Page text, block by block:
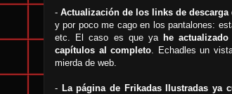
-Actualización de los links de descarga
y por poco me cago en los pantalones:
etc. El caso es que ya he
capítulos al completo . Echadles un
mierda de web.
- La página de Frikadas Ilustradas ya